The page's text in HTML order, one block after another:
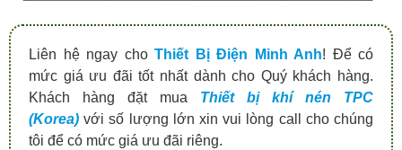
Liên hệ ngay cho Thiết Bị Điện Minh Anh! Để có
mức giá ưu đãi tốt nhất dành cho Quý khách hàng.
Khách hàng đặt mua Thiết bị khí nén TPC
(Korea) với số lượng lớn xin vui lòng call cho chúng
tôi để có mức giá ưu đãi riêng.